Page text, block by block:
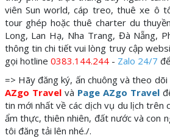
viên Sun world, cáp treo, thuê xe ô
tour ghép hoặc thuê charter du
Long, Lan Hạ, Nha Trang, Đà Nẵng,
thông tin chi tiết vui lòng truy cập
gọi hotline 0383.144.244- Zalo 24/7
=> Hãy đăng ký, ấn chuông và theo
AZgo Travelvà Page AZgo Travel
tin mới nhất về các dịch vụ du lịch trên
ẩm thực, thiên nhiên, đất nước và con
tôi đăng tải lên nhé./.